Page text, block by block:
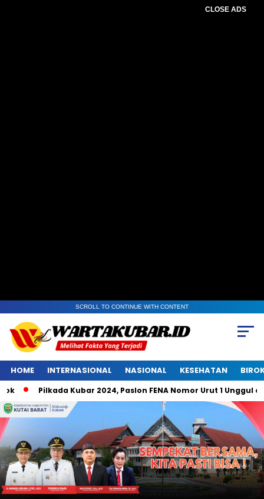
CLOSE ADS
SCROLL TO CONTINUE WITH CONTENT
HOME INTERNASIONAL NASIONAL KESEHATAN
Pilkada Kubar 2024, Paslon FENA Nomor Urut 1 Unggul di